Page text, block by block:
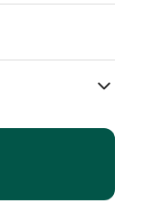
48000 Teile)